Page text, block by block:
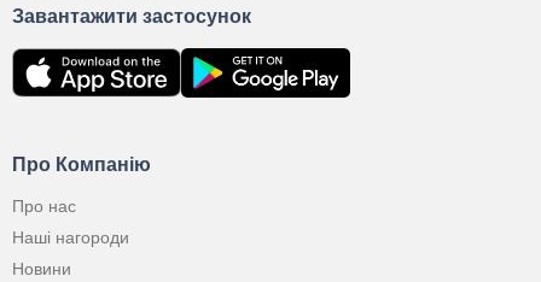
Про Компанію
Про нас
Наші нагороди
Новини
Завантажити застосунок